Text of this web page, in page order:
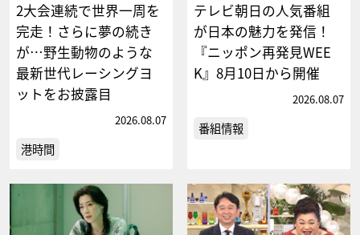
2大会連続で世界一周を
完走！さらに夢の続き
が…野生動物のような
最新世代レーシングヨ
ットをお披露目
2026.08.07
港時間
テレビ朝日の人気番組
が日本の魅力を発信！
『ニッポン再発見WEE
K』8月10日から開催
2026.08.07
番組情報